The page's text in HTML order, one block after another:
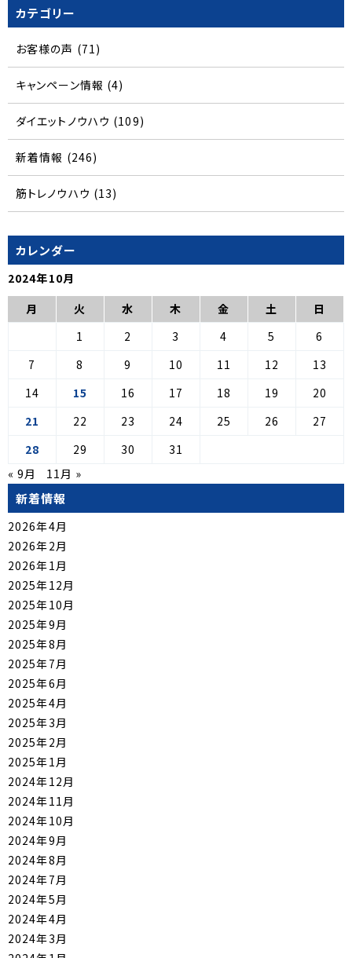
カテゴリー
お客様の声 (71)
キャンペーン情報 (4)
ダイエットノウハウ (109)
新着情報 (246)
筋トレノウハウ (13)
カレンダー
2024年10月
月
火 水 木 金 土
日
1
2 3 4 5
6
7
8 9 10 11 12
13
14
15 16 17 18 19
20
21
22 23 24 25 26
27
28
29 30
31
« 9月
11月 »
新着情報
2026年4月
2026年2月
2026年1月
2025年12月
2025年10月
2025年9月
2025年8月
2025年7月
2025年6月
2025年4月
2025年3月
2025年2月
2025年1月
2024年12月
2024年11月
2024年10月
2024年9月
2024年8月
2024年7月
2024年5月
2024年4月
2024年3月